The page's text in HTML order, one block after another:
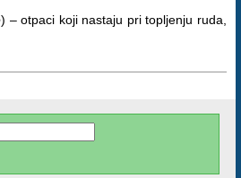
) – otpaci koji nastaju pri topljenju ruda,